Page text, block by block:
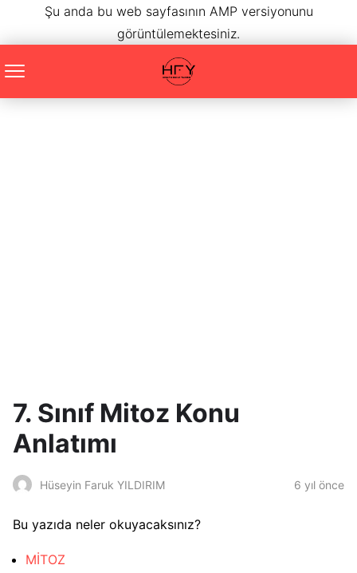
Şu anda bu web sayfasının AMP versiyonunu
görüntülemektesiniz.
7. Sınıf Mitoz Konu
Anlatımı
Hüseyin Faruk YILDIRIM 6 yıl önce
Bu yazıda neler okuyacaksınız?
MİTOZ